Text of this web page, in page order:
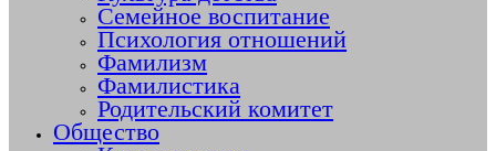
Семейное воспитание
Психология отношений
Фамилизм
Фамилистика
Родительский комитет
Общество